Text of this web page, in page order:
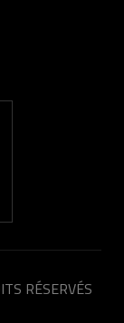
RÉSERVÉS